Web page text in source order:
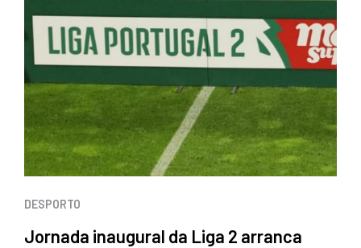
DESPORTO
Jornada inaugural da Liga 2 arranca